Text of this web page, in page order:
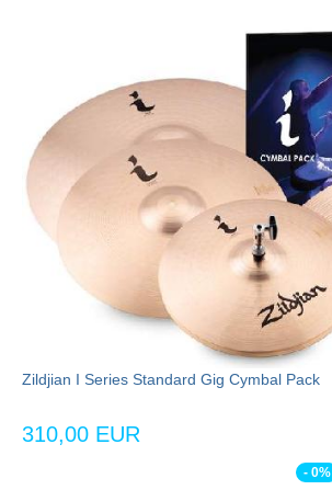
Zildjian I Series Standard Gig Cymbal Pack
310,00 EUR
- 0%